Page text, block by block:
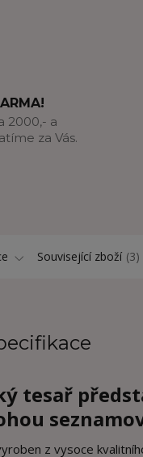
2000,- a
za Vás.
Související zboží 3
tesař
z vysoce